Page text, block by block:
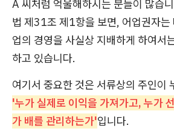
A 씨처럼 억울해하시는 분들이 많습
법 제31조 제1항을 보면, 어업권자는
업의 경영을 사실상 지배하게 하여서
하고 있습니다.
여기서 중요한 것은 서류상의 주인이
'누가 실제로 이익을 가져가고, 누가
가 배를 관리하는가'입니다.